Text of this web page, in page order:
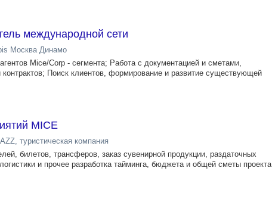
международной сети
Москва Динамо
Mice/Corp - сегмента; Работа с документацией и сметами,
Поиск клиентов, формирование и развитие существующей
MICE
туристическая компания
билетов, трансферов, заказ сувенирной продукции, раздаточных
и прочее разработка тайминга, бюджета и общей сметы проекта